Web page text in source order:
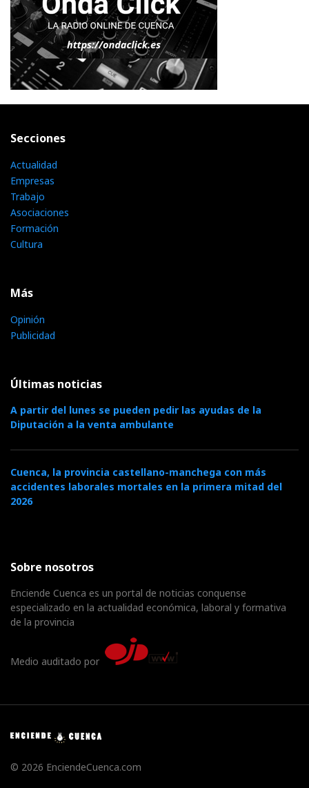
Secciones
Actualidad
Empresas
Trabajo
Asociaciones
Formación
Cultura
Más
Opinión
Publicidad
Últimas noticias
A partir del lunes se pueden pedir las ayudas de la
Diputación a la venta ambulante
Cuenca, la provincia castellano-manchega con más
accidentes laborales mortales en la primera mitad del
2026
Sobre nosotros
Enciende Cuenca es un portal de noticias conquense
especializado en la actualidad económica, laboral y formativa
de la provincia
Medio auditado por
© 2026 EnciendeCuenca.com